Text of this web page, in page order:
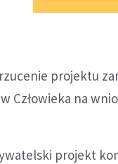
projektu
Człowieka na
projekt